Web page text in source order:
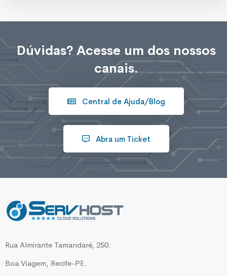
Dúvidas? Acesse um dos nossos
canais.
Central de Ajuda/Blog
Abra um Ticket
Rua Almirante Tamandaré, 250.
Boa Viagem, Recife-PE.